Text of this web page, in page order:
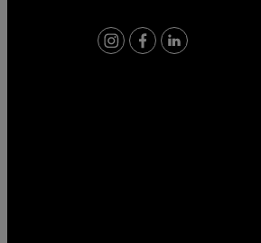
instagram
facebook
linkedin